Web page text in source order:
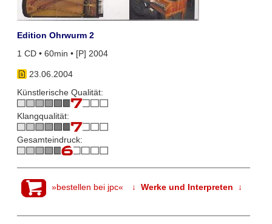
Edition Ohrwurm 2
1 CD • 60min • [P] 2004
23.06.2004
Künstlerische Qualität:
Klangqualität:
Gesamteindruck:
»bestellen bei jpc« ↓ Werke und Interpreten ↓